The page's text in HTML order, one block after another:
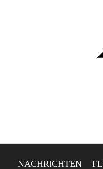
NACHRICHTEN